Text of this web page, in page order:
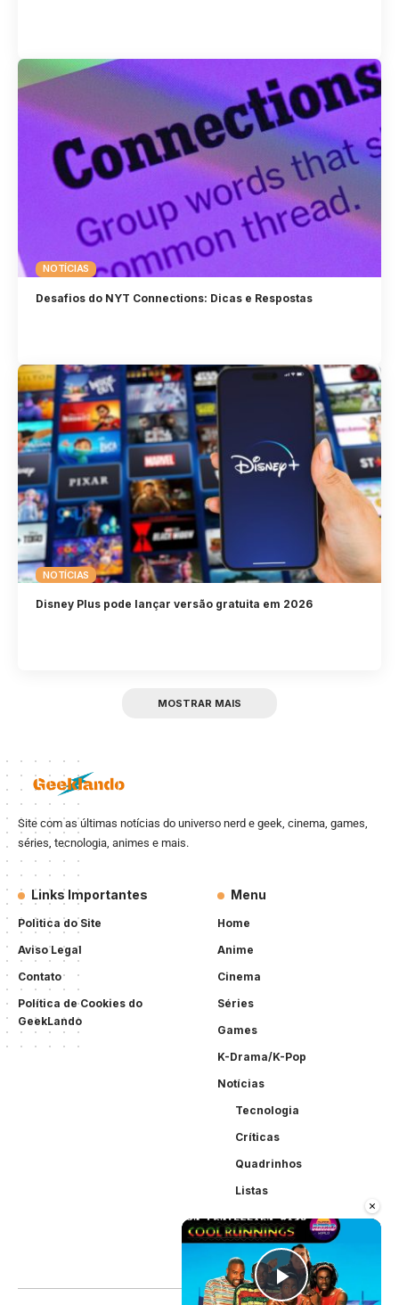
×
NOTÍCIAS
Desafios do NYT Connections: Dicas e Respostas
NOTÍCIAS
Disney Plus pode lançar versão gratuita em 2026
MOSTRAR MAIS
Site com as últimas notícias do universo nerd e geek, cinema, games,
séries, tecnologia, animes e mais.
Links Importantes
Politica do Site
Aviso Legal
Contato
Política de Cookies do
GeekLando
Menu
Home
Anime
Cinema
Séries
Games
K-Drama/K-Pop
Notícias
Tecnologia
Críticas
Quadrinhos
Listas